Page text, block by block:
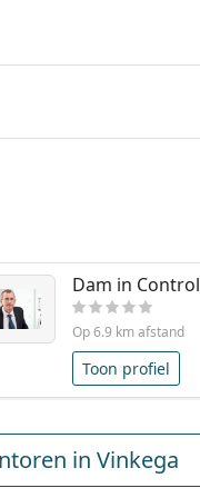
Dam in Control
Op 6.9 km afstand
Toon profiel
in Vinkega